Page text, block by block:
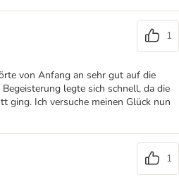
1
von Anfang an sehr gut auf die
legte sich schnell, da die
ging. Ich versuche meinen Glück nun
1